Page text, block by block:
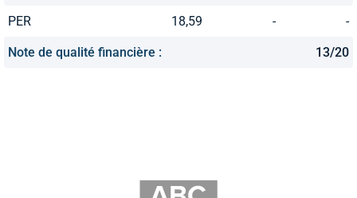
PER 18,59 - -
Note de qualité financière : 13/20